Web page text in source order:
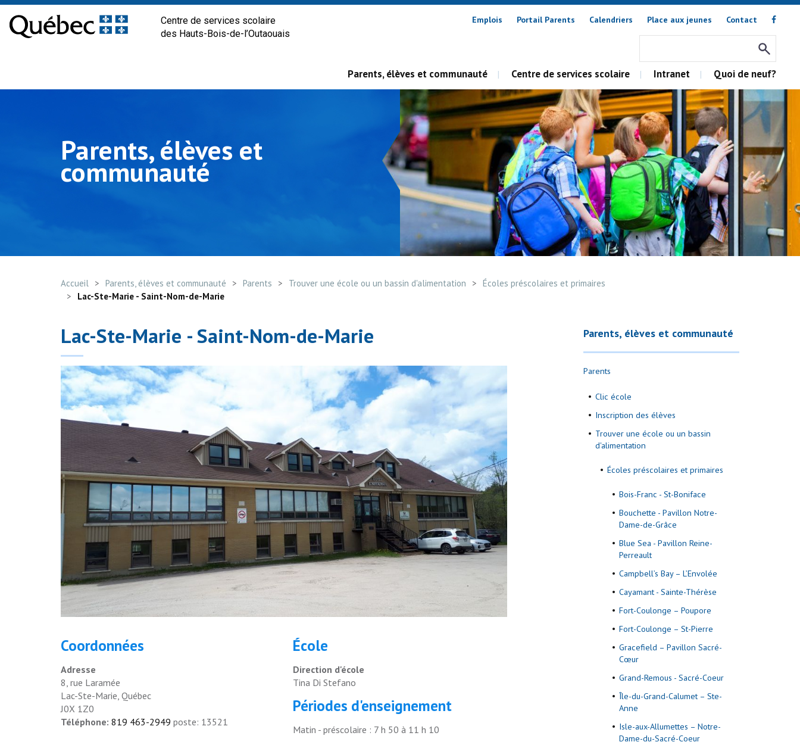
Centre de services scolaire
des Hauts-Bois-de-l’Outaouais
Emplois Portail Parents Calendriers Place aux jeunes Contact
Parents, élèves et communauté Centre de services scolaire Intranet Quoi de neuf?
Parents, élèves et
communauté
Accueil Parents, élèves et communauté Parents Trouver une école ou un bassin d'alimentation
Écoles préscolaires et primaires
Lac-Ste-Marie - Saint-Nom-de-Marie
Lac-Ste-Marie - Saint-Nom-de-Marie
Coordonnées
Adresse
8, rue Laramée
Lac-Ste-Marie, Québec
J0X 1Z0
Téléphone: 819 463-2949 poste: 13521
École
Direction d'école
Tina Di Stefano
Périodes d'enseignement
Matin - préscolaire : 7 h 50 à 11 h 10
Parents, élèves et communauté
Parents
Clic école
Inscription des élèves
Trouver une école ou un bassin
d'alimentation
Écoles préscolaires et primaires
Bois-Franc - St-Boniface
Bouchette - Pavillon Notre-
Dame-de-Grâce
Blue Sea - Pavillon Reine-
Perreault
Campbell’s Bay – L’Envolée
Cayamant - Sainte-Thérèse
Fort-Coulonge – Poupore
Fort-Coulonge – St-Pierre
Gracefield – Pavillon Sacré-
Cœur
Grand-Remous - Sacré-Coeur
Île-du-Grand-Calumet – Ste-
Anne
Isle-aux-Allumettes – Notre-
Dame-du-Sacré-Coeur